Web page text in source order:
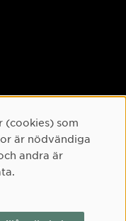
(cookies) som
är nödvändiga
andra är